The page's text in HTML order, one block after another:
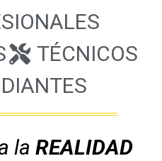
TÉCNICOS
la REALIDAD